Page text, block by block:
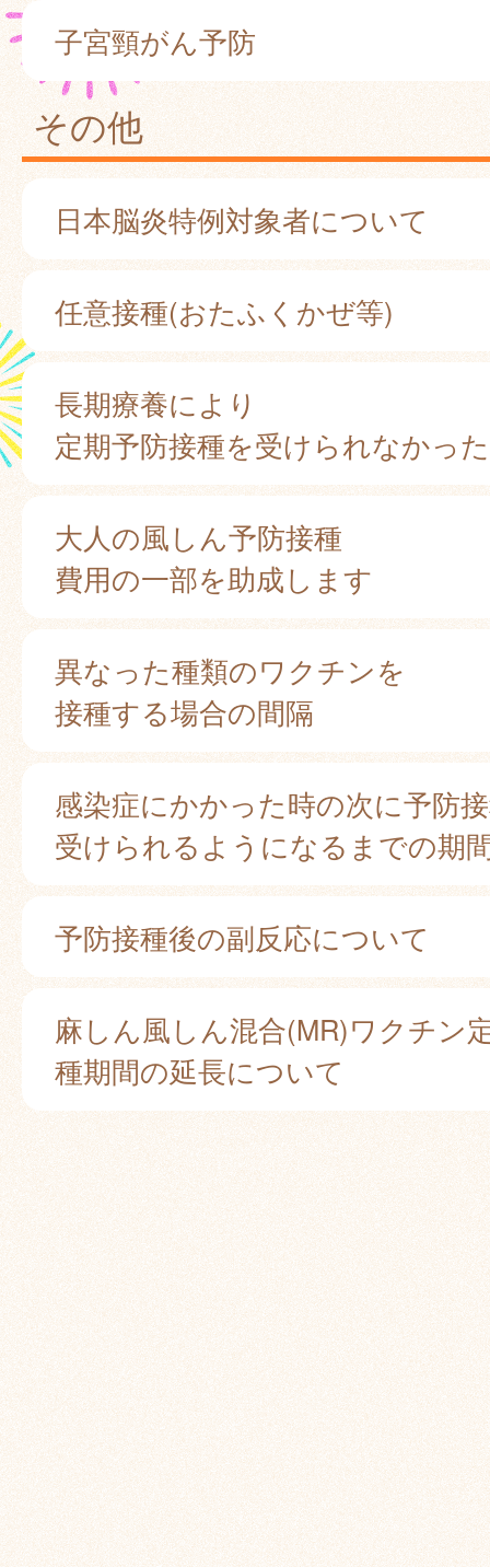
子宮頸がん予防
その他
日本脳炎特例対象者について
任意接種(おたふくかぜ等)
長期療養により
定期予防接種を受けられなかっ
大人の風しん予防接種
費用の一部を助成します
異なった種類のワクチンを
接種する場合の間隔
感染症にかかった時の次に予防
受けられるようになるまでの期
予防接種後の副反応について
麻しん風しん混合(MR)ワクチン
種期間の延長について